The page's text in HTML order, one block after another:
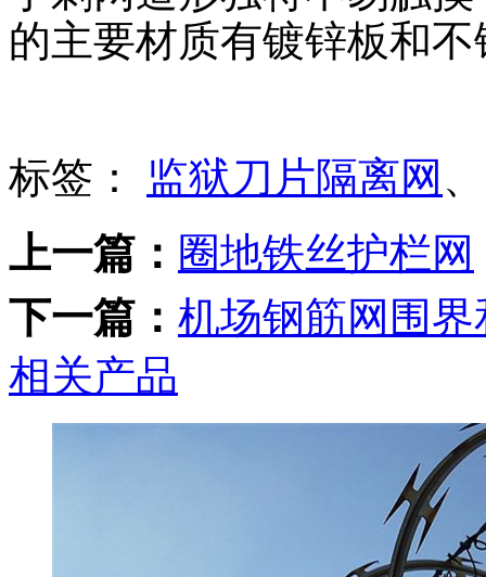
的主要材质有镀锌板和
标签： 监狱刀片隔离网 、
上一篇： 圈地铁丝护栏网
下一篇： 机场钢筋网围
相关产品